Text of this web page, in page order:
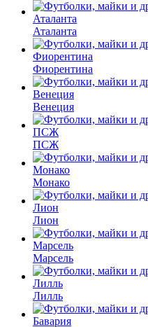
Аталанта
Фиорентина
Венеция
ПСЖ
Монако
Лион
Марсель
Лилль